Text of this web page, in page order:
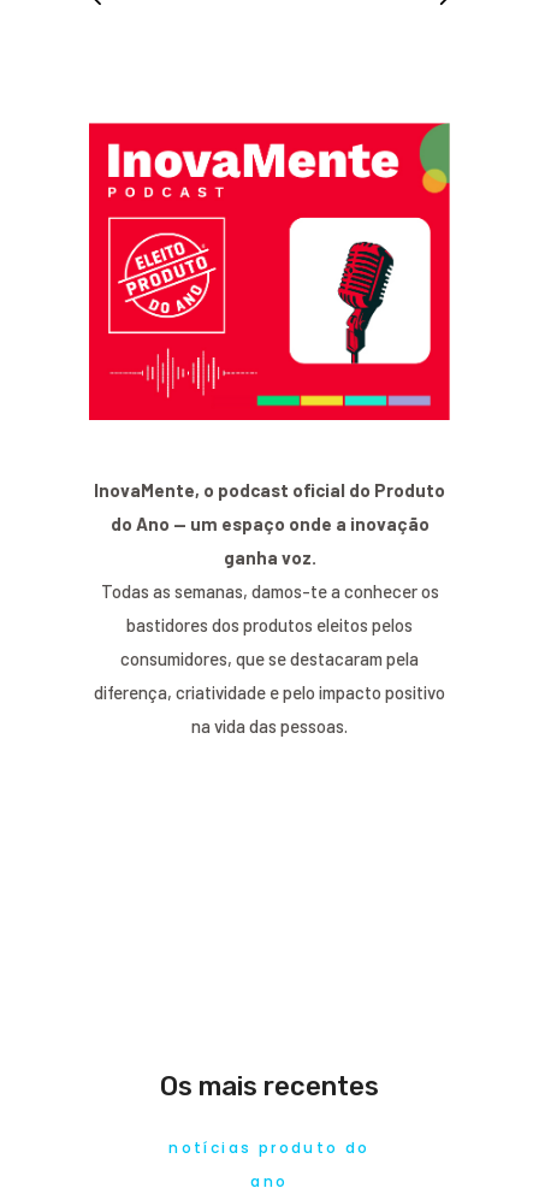
InovaMente, o podcast oficial do Produto
do Ano — um espaço onde a inovação
ganha voz.
Todas as semanas, damos-te a conhecer os
bastidores dos produtos eleitos pelos
consumidores, que se destacaram pela
diferença, criatividade e pelo impacto positivo
na vida das pessoas.
Os mais recentes
notícias produto do
ano